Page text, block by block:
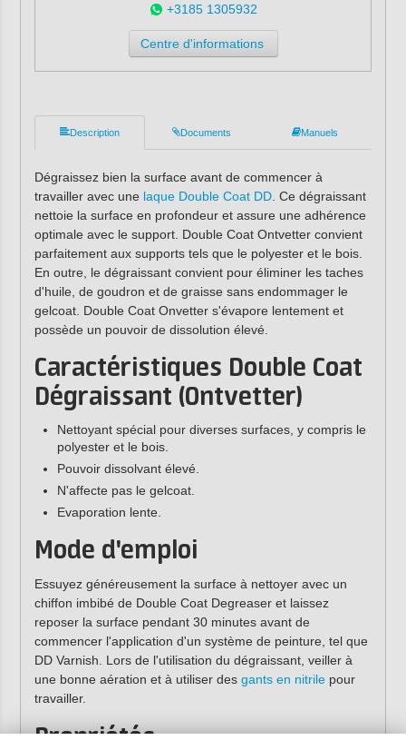
+3185 1305932
Centre d'informations
Description Documents Manuels
Dégraissez bien la surface avant de commencer à
travailler avec une laque Double Coat DD. Ce dégraissant
nettoie la surface en profondeur et assure une adhérence
optimale avec le support. Double Coat Ontvetter convient
parfaitement aux supports tels que le polyester et le bois.
En outre, le dégraissant convient pour éliminer les taches
d'huile, de goudron et de graisse sans endommager le
gelcoat. Double Coat Onvetter s'évapore lentement et
possède un pouvoir de dissolution élevé.
Caractéristiques Double Coat
Dégraissant (Ontvetter)
Nettoyant spécial pour diverses surfaces, y compris le
polyester et le bois.
Pouvoir dissolvant élevé.
N'affecte pas le gelcoat.
Evaporation lente.
Mode d'emploi
Essuyez généreusement la surface à nettoyer avec un
chiffon imbibé de Double Coat Degreaser et laissez
reposer la surface pendant 30 minutes avant de
commencer l'application d'un système de peinture, tel que
DD Varnish. Lors de l'utilisation du dégraissant, veiller à
une bonne aération et à utiliser des gants en nitrilepour
travailler.
Propriétés